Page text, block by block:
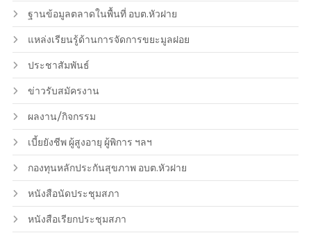
ฐานข้อมูลตลาดในพื้นที่ อบต.หัวฝาย
แหล่งเรียนรู้ด้านการจัดการขยะมูลฝอย
ประชาสัมพันธ์
ข่าวรับสมัครงาน
ผลงาน/กิจกรรม
เบี้ยยังชีพ ผู้สูงอายุ ผู้พิการ ฯลฯ
กองทุนหลักประกันสุขภาพ อบต.หัวฝาย
หนังสือนัดประชุมสภา
หนังสือเรียกประชุมสภา